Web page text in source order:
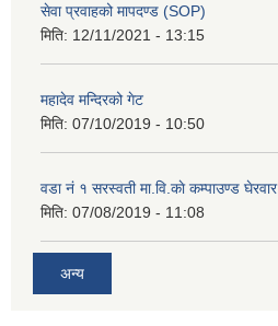
सेवा प्रवाहको मापदण्ड (SOP)
मिति: 12/11/2021 - 13:15
महादेव मन्दिरको गेट
मिति: 07/10/2019 - 10:50
वडा नं १ सरस्वती मा.वि.काे कम्पाउण्ड घेरवार
मिति: 07/08/2019 - 11:08
अन्य